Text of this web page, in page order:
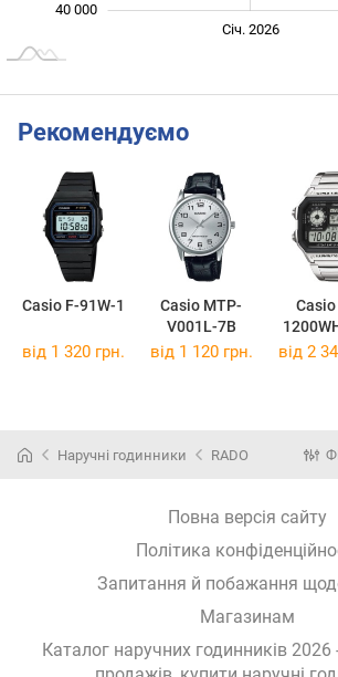
40 000
Січ. 2026
Рекомендуємо
Casio F-91W-1
Casio MTP-
V001L-7B
Casio
від 1 320 грн. від 1 120 грн. від 2
Наручні годинники RADO
Повна версія сайту
Політика
Запитання й побажання
Магазинам
Каталог наручних годинників 2026